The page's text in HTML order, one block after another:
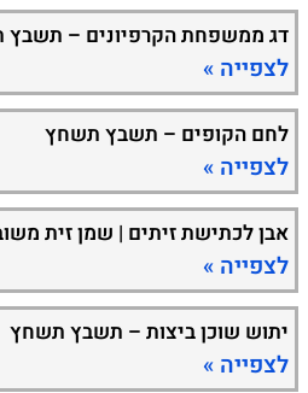
דג ממשפחת הקרפיונים –
לצפייה »
לחם הקופים – תשבץ תשחץ
לצפייה »
אבן לכתישת זיתים | שמן זית
לצפייה »
יתוש שוכן ביצות – תשבץ תשחץ
לצפייה »